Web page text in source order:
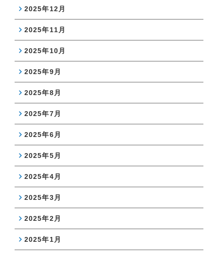
2025年12月
2025年11月
2025年10月
2025年9月
2025年8月
2025年7月
2025年6月
2025年5月
2025年4月
2025年3月
2025年2月
2025年1月